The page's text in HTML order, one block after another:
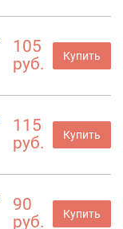
105
руб.
Купить
115
руб.
Купить
90
руб.
Купить